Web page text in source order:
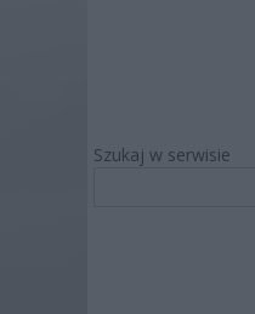
Szukaj w serwisie